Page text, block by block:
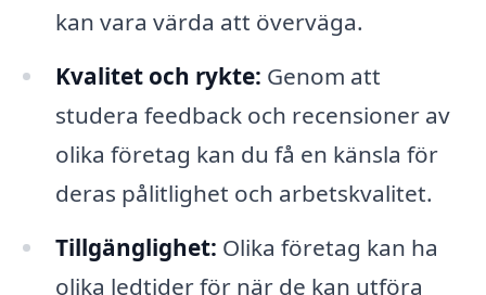
kan vara värda att överväga.
Kvalitet och rykte: Genom att
studera feedback och recensioner av
olika företag kan du få en känsla för
deras pålitlighet och arbetskvalitet.
Tillgänglighet: Olika företag kan ha
olika ledtider för när de kan utföra